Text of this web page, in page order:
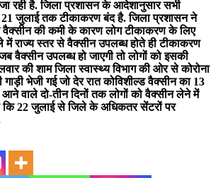
जा रही है. जिला प्रशासन के आदेशानुसार सभी
जुलाई तक टीकाकरण बंद है. जिला प्रशासन ने
वैक्सीन की कमी के कारण लोग टीकाकरण के लिए
राज्य स्तर से वैक्सीन उपलब्ध होते ही टीकाकरण
वैक्सीन उपलब्ध हो जाएगी तो लोगों को इसकी
की शाम जिला स्वास्थ्य विभाग की ओर से कोरोना
भेजी गई जो देर रात कोविशील्ड वैक्सीन का 13
वाले दो-तीन दिनों तक लोगों को वैक्सीन लेने में
कि 22 जुलाई से जिले के अधिकतर सेंटरों पर